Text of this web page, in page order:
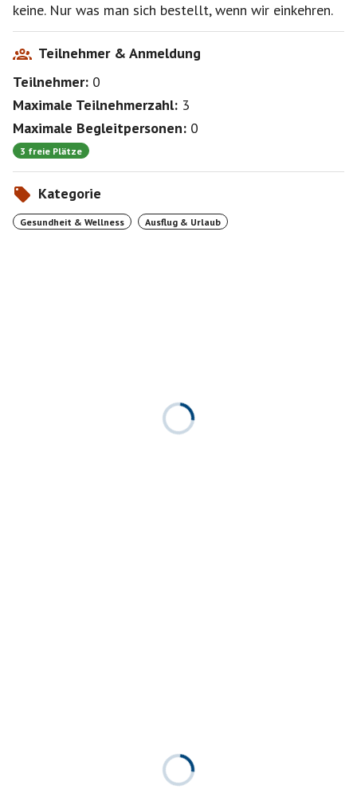
keine. Nur was man sich bestellt, wenn wir einkehren.
Teilnehmer & Anmeldung
Teilnehmer: 0
Maximale Teilnehmerzahl: 3
Maximale Begleitpersonen: 0
3 freie Plätze
Kategorie
Gesundheit & Wellness Ausflug & Urlaub